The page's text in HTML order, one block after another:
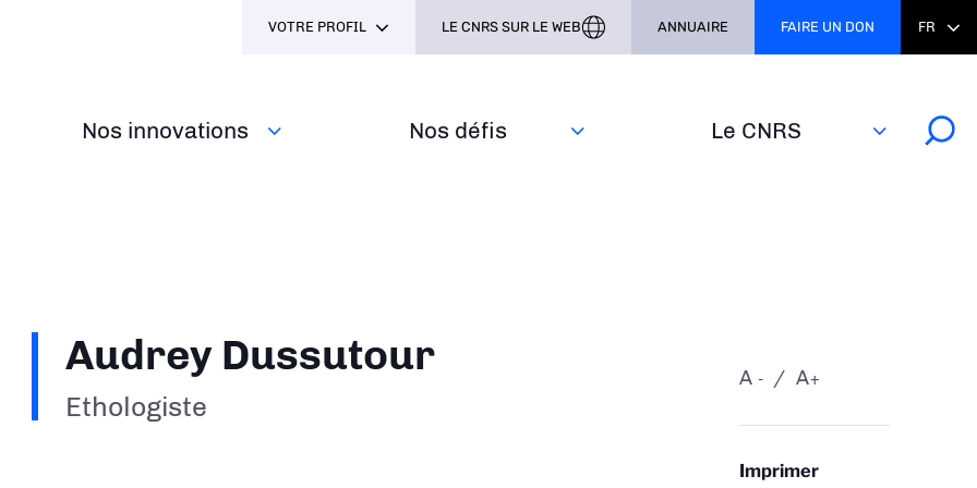
Nos innovations Nos défis‎ Le CNRS
VOTRE PROFIL LE CNRS SUR LE WEB ANNUAIRE FAIRE UN DON FR
Audrey Dussutour
Ethologiste
-
A +
A
Imprimer